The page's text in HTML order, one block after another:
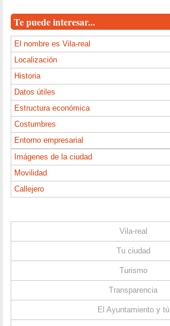
Te puede interesar...
El nombre es Vila-real
Localización
Historia
Datos útiles
Estructura económica
Costumbres
Entorno empresarial
Imágenes de la ciudad
Movilidad
Callejero
Vila-real
Tu ciudad
Turismo
Transparencia
El Ayuntamiento y tú